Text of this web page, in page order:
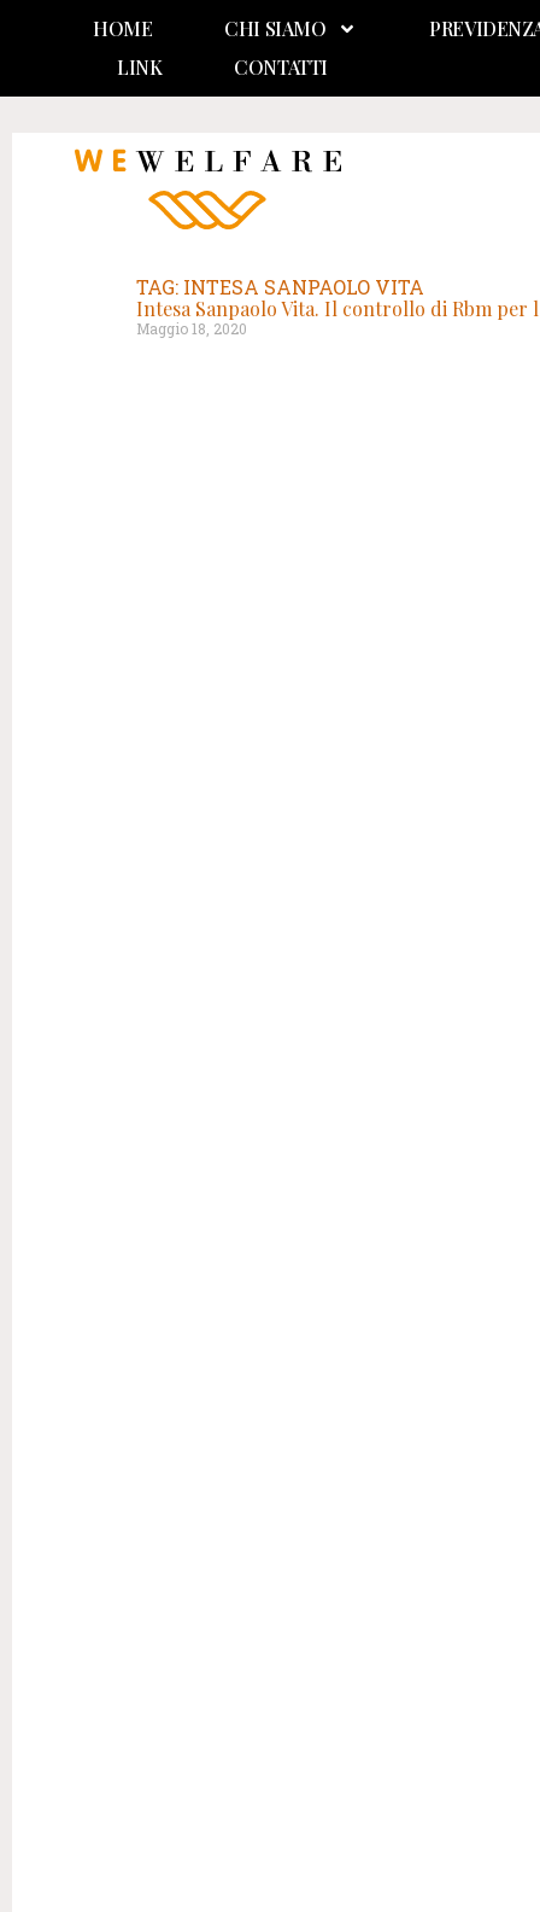
HOME CHI SIAMO
LINK
CONTATTI
TAG: INTESA SANPAOLO VITA
Intesa Sanpaolo Vita. Il controllo di Rbm per
Maggio 18, 2020